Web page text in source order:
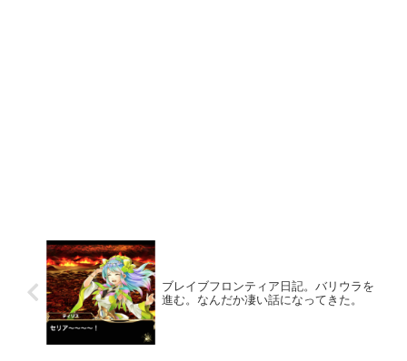
ブレイブフロンティア日記。バリウラを
進む。なんだか凄い話になってきた。